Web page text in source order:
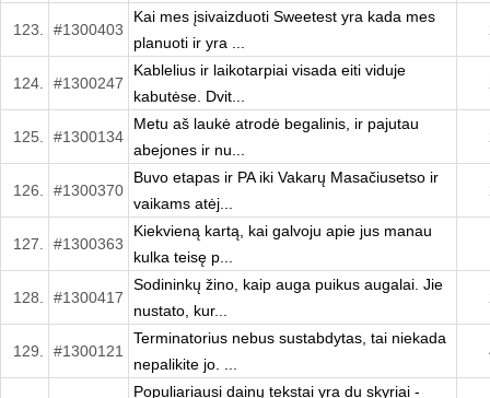
123. #1300403
Kai mes įsivaizduoti Sweetest yra kada mes
planuoti ir yra ...
124. #1300247
Kablelius ir laikotarpiai visada eiti viduje
kabutėse. Dvit...
125. #1300134
Metu aš laukė atrodė begalinis, ir pajutau
abejones ir nu...
126. #1300370
Buvo etapas ir PA iki Vakarų Masačiusetso ir
vaikams atėj...
127. #1300363
Kiekvieną kartą, kai galvoju apie jus manau
kulka teisę p...
128. #1300417
Sodininkų žino, kaip auga puikus augalai. Jie
nustato, kur...
129. #1300121
Terminatorius nebus sustabdytas, tai niekada
nepalikite jo. ...
Populiariausi dainų tekstai yra du skyriai -